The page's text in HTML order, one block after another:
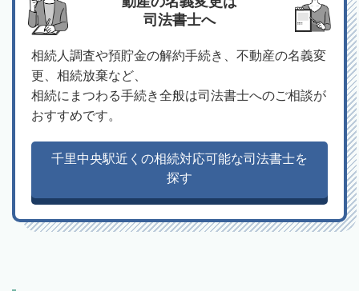
司法書士へ
相続人調査や預貯金の解約手続き、不動産の名義変
更、相続放棄など、
相続にまつわる手続き全般は司法書士へのご相談が
おすすめです。
千里中央駅近くの相続対応可能な司法書士を
探す